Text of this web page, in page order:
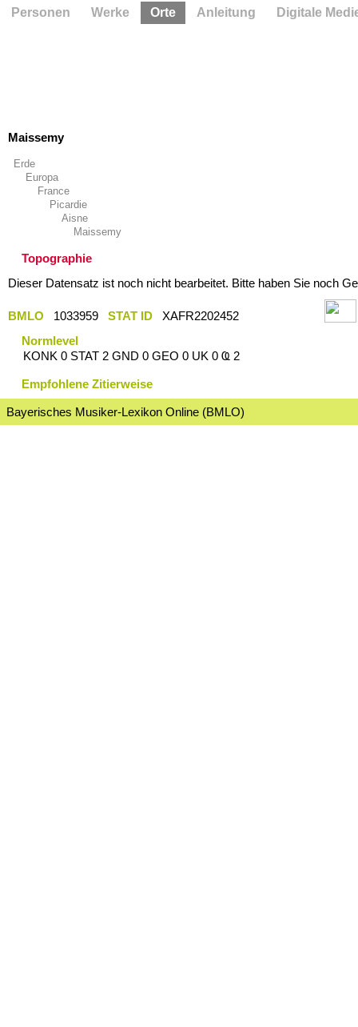
Maissemy
Erde
Europa
France
Picardie
Aisne
Maissemy
Topographie
Dieser Datensatz ist noch nicht bearbeitet. Bitte haben Sie noch
BMLO 1033959 STAT ID
XAFR2202452
Normlevel
KONK 0 STAT 2 GND 0 GEO 0 UK 0 Ҩ 2
Empfohlene Zitierweise
Bayerisches Musiker-Lexikon Online (BMLO)
Personen Werke Orte Anleitung Digitale